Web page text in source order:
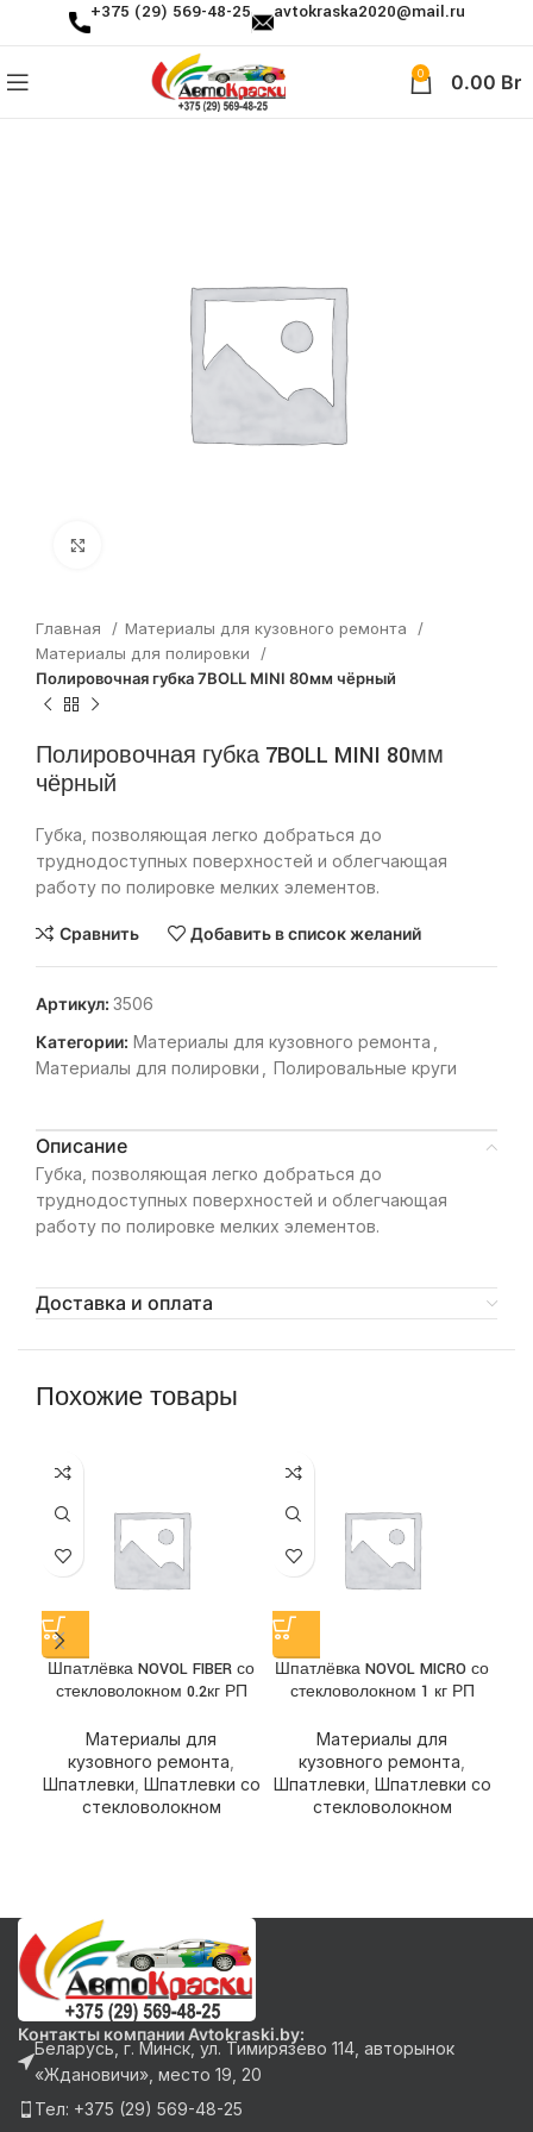
+375 (29) 569-48-25 avtokraska2020@mail.ru
0 0.00 Br
Главная
Материалы для кузовного ремонта
Материалы для полировки
Полировочная губка 7BOLL MINI 80мм чёрный
Полировочная губка 7BOLL MINI 80мм
чёрный
Губка, позволяющая легко добраться до
труднодоступных поверхностей и облегчающая
работу по полировке мелких элементов.
Сравнить Добавить в список желаний
Артикул: 3506
Категории: Материалы для кузовного ремонта
Материалы для полировки
Полировальные круги
Описание
Губка, позволяющая легко добраться до
труднодоступных поверхностей и облегчающая
работу по полировке мелких элементов.
Доставка и оплата
Похожие товары
Шпатлёвка NOVOL FIBER со
стекловолокном 0.2кг РП
Материалы для
кузовного ремонта
Шпатлевки Шпатлевки со
стекловолокном
Шпатлёвка NOVOL MICRO со
стекловолокном 1 кг РП
Материалы для
кузовного ремонта
Шпатлевки Шпатлевки со
стекловолокном
Контакты компании Avtokraski.by:
Беларусь, г. Минск, ул. Тимирязево 114, авторынок
«Ждановичи», место 19, 20
Тел: +375 (29) 569-48-25